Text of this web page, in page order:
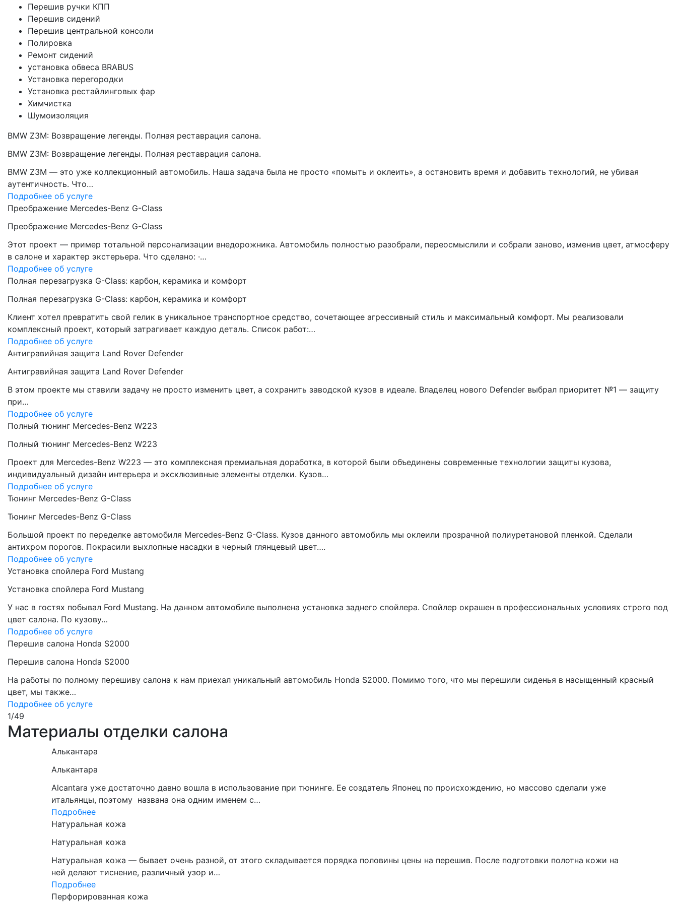
Перешив ручки КПП
Перешив сидений
Перешив центральной консоли
Полировка
Ремонт сидений
установка обвеса BRABUS
Установка перегородки
Установка рестайлинговых фар
Химчистка
Шумоизоляция
BMW Z3M: Возвращение легенды. Полная реставрация салона.
BMW Z3M: Возвращение легенды. Полная реставрация салона.
BMW Z3M — это уже коллекционный автомобиль. Наша задача была не просто «помыть и оклеить», а остановить время и добавить технологий, не убивая
аутентичность. Что…
Подробнее об услуге
Преображение Mercedes-Benz G-Class
Преображение Mercedes-Benz G-Class
Этот проект — пример тотальной персонализации внедорожника. Автомобиль полностью разобрали, переосмыслили и собрали заново, изменив цвет, атмосферу
в салоне и характер экстерьера. Что сделано: ·…
Подробнее об услуге
Полная перезагрузка G-Class: карбон, керамика и комфорт
Полная перезагрузка G-Class: карбон, керамика и комфорт
Клиент хотел превратить свой гелик в уникальное транспортное средство, сочетающее агрессивный стиль и максимальный комфорт. Мы реализовали
комплексный проект, который затрагивает каждую деталь. Список работ:…
Подробнее об услуге
Антигравийная защита Land Rover Defender
Антигравийная защита Land Rover Defender
В этом проекте мы ставили задачу не просто изменить цвет, а сохранить заводской кузов в идеале. Владелец нового Defender выбрал приоритет №1 — защиту
при…
Подробнее об услуге
Полный тюнинг Mercedes-Benz W223
Полный тюнинг Mercedes-Benz W223
Проект для Mercedes-Benz W223 — это комплексная премиальная доработка, в которой были объединены современные технологии защиты кузова,
индивидуальный дизайн интерьера и эксклюзивные элементы отделки. Кузов…
Подробнее об услуге
Тюнинг Mercedes-Benz G-Class
Тюнинг Mercedes-Benz G-Class
Большой проект по переделке автомобиля Mercedes-Benz G-Class. Кузов данного автомобиль мы оклеили прозрачной полиуретановой пленкой. Сделали
антихром порогов. Покрасили выхлопные насадки в черный глянцевый цвет….
Подробнее об услуге
Установка спойлера Ford Mustang
Установка спойлера Ford Mustang
У нас в гостях побывал Ford Mustang. На данном автомобиле выполнена установка заднего спойлера. Спойлер окрашен в профессиональных условиях строго под
цвет салона. По кузову…
Подробнее об услуге
Перешив салона Honda S2000
Перешив салона Honda S2000
На работы по полному перешиву салона к нам приехал уникальный автомобиль Honda S2000. Помимо того, что мы перешили сиденья в насыщенный красный
цвет, мы также…
Подробнее об услуге
1/49
Материалы отделки салона
Алькантара
Алькантара
Alcantara уже достаточно давно вошла в использование при тюнинге. Ее создатель Японец по происхождению, но массово сделали уже
итальянцы, поэтому названа она одним именем с…
Подробнее
Натуральная кожа
Натуральная кожа
Натуральная кожа — бывает очень разной, от этого складывается порядка половины цены на перешив. После подготовки полотна кожи на
ней делают тиснение, различный узор и…
Подробнее
Перфорированная кожа